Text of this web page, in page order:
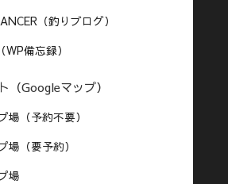
（釣りブログ）
備忘録）
（Googleマップ）
場（予約不要）
場（要予約）
場